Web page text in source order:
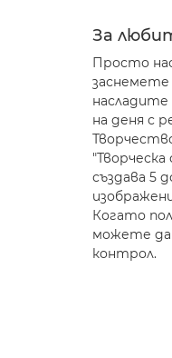
За
Просто
насладите
на деня с
създава 5
Когато
можете да
контрол.